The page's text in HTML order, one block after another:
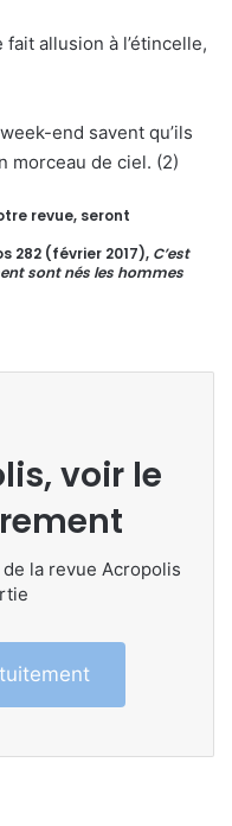
fait allusion à l’étincelle,
end savent qu’ils
morceau de ciel. (2)
revue, seront
282 (février 2017), C’est
sont nés les hommes
voir le
la revue Acropolis